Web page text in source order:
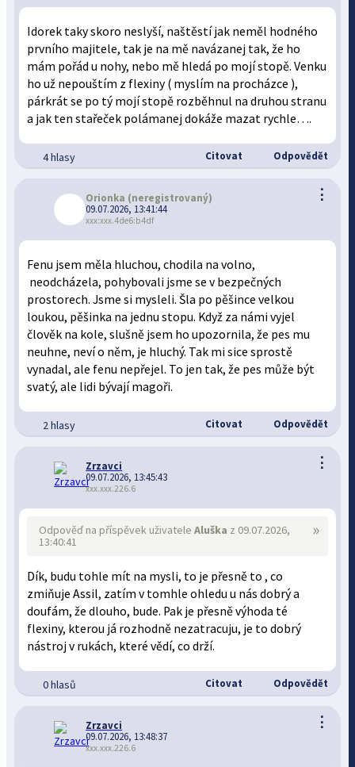
Idorek taky skoro neslyší, naštěstí jak neměl hodného
prvního majitele, tak je na mě navázanej tak, že ho
mám pořád u nohy, nebo mě hledá po mojí stopě. Venku
ho už nepouštím z flexiny ( myslím na procházce ),
párkrát se po tý mojí stopě rozběhnul na druhou stranu
a jak ten stařeček polámanej dokáže mazat rychle….
4 hlasy Citovat Odpovědět
⋮
Orionka (neregistrovaný)
09.07.2026, 13:41:44
xxx:xxx.4de6:b4df
Fenu jsem měla hluchou, chodila na volno,
neodcházela, pohybovali jsme se v bezpečných
prostorech. Jsme si mysleli. Šla po pěšince velkou
loukou, pěšinka na jednu stopu. Když za námi vyjel
člověk na kole, slušně jsem ho upozornila, že pes mu
neuhne, neví o něm, je hluchý. Tak mi sice sprostě
vynadal, ale fenu nepřejel. To jen tak, že pes může být
svatý, ale lidi bývají magoři.
2 hlasy Citovat Odpovědět
⋮
Zrzavci
09.07.2026, 13:45:43
xxx.xxx.226.6
»
Odpověď na příspěvek uživateleAluška z 09.07.2026,
13:40:41
Dík, budu tohle mít na mysli, to je přesně to , co
zmiňuje Assil, zatím v tomhle ohledu u nás dobrý a
doufám, že dlouho, bude. Pak je přesně výhoda té
flexiny, kterou já rozhodně nezatracuju, je to dobrý
nástroj v rukách, které vědí, co drží.
0 hlasů Citovat Odpovědět
⋮
Zrzavci
09.07.2026, 13:48:37
xxx.xxx.226.6